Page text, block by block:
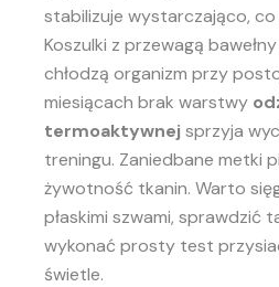
stabilizuje wystarczająco, co
Koszulki z przewagą
chłodzą organizm przy
miesiącach brak warstwy
termoaktywnejsprzyja
treningu. Zaniedbane metki
żywotność tkanin. Warto
płaskimi szwami, sprawdzić
wykonać prosty test
świetle.